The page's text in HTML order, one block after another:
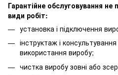
Гарантійне обслуговування
види робіт:
установка і підключення
інструктаж і
використання виробу;
чистка виробу зовні або